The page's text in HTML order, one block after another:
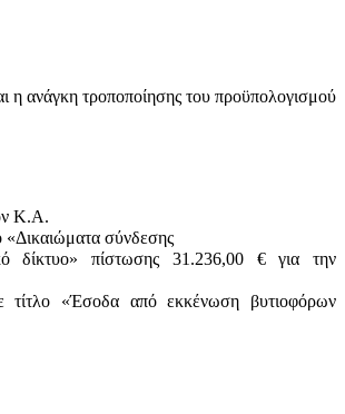
η ανάγκη τροποποίησης του προϋπολογισμού
Κ.Α.
«Δικαιώματα σύνδεσης
δίκτυο» πίστωσης 31.236,00 € για την
τίτλο «Έσοδα από εκκένωση βυτιοφόρων